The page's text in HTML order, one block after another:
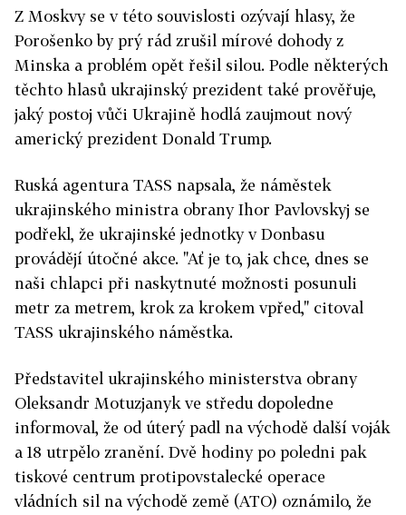
Z Moskvy se v této souvislosti ozývají hlasy, že
Porošenko by prý rád zrušil mírové dohody z
Minska a problém opět řešil silou. Podle některých
těchto hlasů ukrajinský prezident také prověřuje,
jaký postoj vůči Ukrajině hodlá zaujmout nový
americký prezident Donald Trump.
Ruská agentura TASS napsala, že náměstek
ukrajinského ministra obrany Ihor Pavlovskyj se
podřekl, že ukrajinské jednotky v Donbasu
provádějí útočné akce. "Ať je to, jak chce, dnes se
naši chlapci při naskytnuté možnosti posunuli
metr za metrem, krok za krokem vpřed," citoval
TASS ukrajinského náměstka.
Představitel ukrajinského ministerstva obrany
Oleksandr Motuzjanyk ve středu dopoledne
informoval, že od úterý padl na východě další voják
a 18 utrpělo zranění. Dvě hodiny po poledni pak
tiskové centrum protipovstalecké operace
vládních sil na východě země (ATO) oznámilo, že